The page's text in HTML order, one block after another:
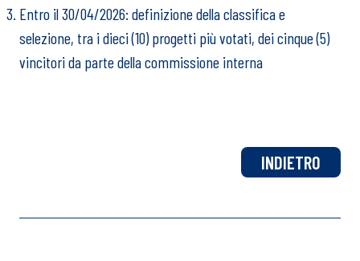
Entro il 30/04/2026: definizione della classifica e
selezione, tra i dieci (10) progetti più votati, dei cinque (5)
vincitori da parte della commissione interna
INDIETRO